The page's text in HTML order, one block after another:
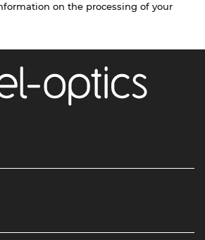
on the processing of your